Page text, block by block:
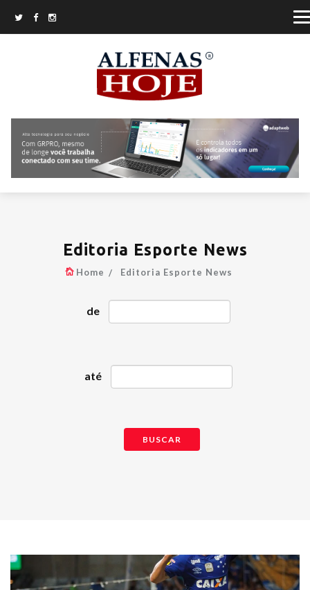
Editoria Esporte News
Home Editoria Esporte News
de
até
BUSCAR